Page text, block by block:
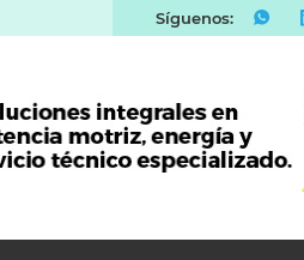
Síguenos: